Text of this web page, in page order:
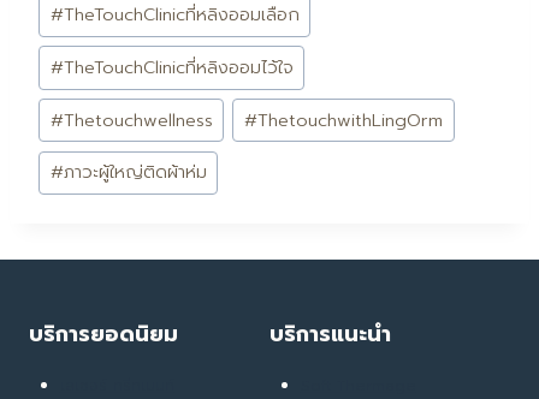
#TheTouchClinicที่หลิงออมเลือก
#TheTouchClinicที่หลิงออมไว้ใจ
#Thetouchwellness #ThetouchwithLingOrm
#ภาวะผู้ใหญ่ติดผ้าห่ม
บริการยอดนิยม บริการแนะนำ